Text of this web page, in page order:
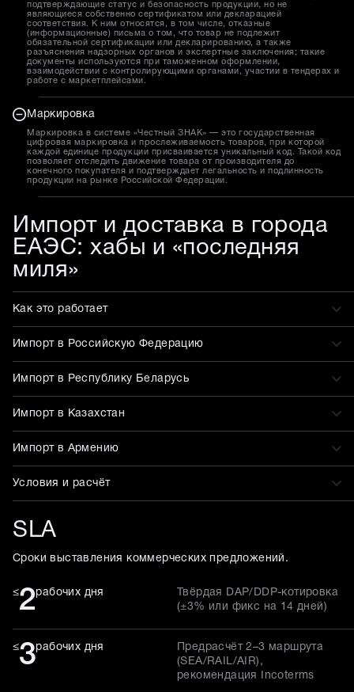
подтверждающие статус и безопасность продукции, но не
являющиеся собственно сертификатом или декларацией
соответствия. К ним относятся, в том числе, отказные
(информационные) письма о том, что товар не подлежит
обязательной сертификации или декларированию, а также
разъяснения надзорных органов и экспертные заключения; такие
документы используются при таможенном оформлении,
взаимодействии с контролирующими органами, участии в тендерах и
работе с маркетплейсами.
Маркировка
Маркировка в системе «Честный ЗНАК» — это государственная
цифровая маркировка и прослеживаемость товаров, при которой
каждой единице продукции присваивается уникальный код. Такой код
позволяет отследить движение товара от производителя до
конечного покупателя и подтверждает легальность и подлинность
продукции на рынке Российской Федерации.
Импорт и доставка в города
ЕАЭС: хабы и «последняя
миля»
Как это работает
Импорт в Российскую Федерацию
Импорт в Республику Беларусь
Импорт в Казахстан
Импорт в Армению
Условия и расчёт
SLA
Сроки выставления коммерческих предложений.
≤2рабочих дня
Твёрдая DAP/DDP-котировка
(±3% или фикс на 14 дней)
≤3рабочих дня
Предрасчёт 2–3 маршрута
(SEA/RAIL/AIR),
рекомендация Incoterms